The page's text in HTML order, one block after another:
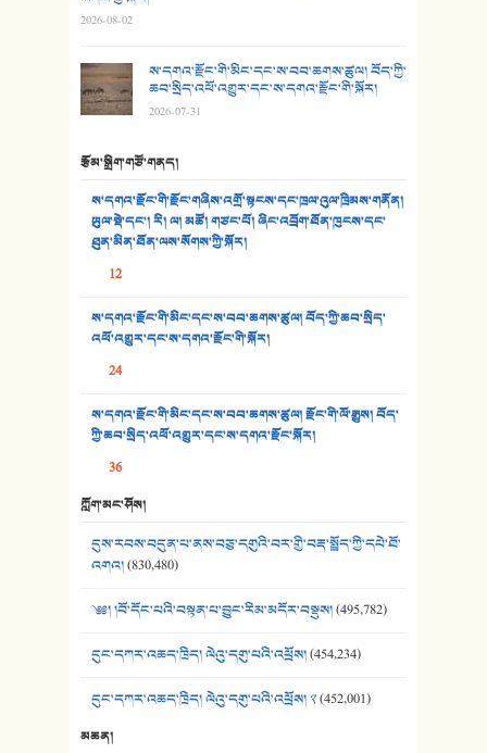
30. སི་ལིང་འབྲི་མོ། - ཕན་ཐོག
31. ཕ་ཡུལ་ཡར་ཀླུང་།
32. ཨ་མ།
33. འཛོམས་པའི་ལམ།
34. ཉི་མ་སེམས་ལ་ཞོག་དང་། - ཟླ་སྒྲོན།
36. ཟླ་གཞོན་སྙན་དབྱངས། - ཟླ་སྒྲོན།
38. ཡབ་ཡུམ། - ཟླ་སྒྲོན།
2026-08-02
ས་དགའ་རྫོང་གི་མིང་དང་ས་བབ་ཆགས་ཚུལ། བོད་ཀྱི་
ཆབ་སྲིད་འཕོ་འགྱུར་དང་ས་དགའ་རྫོང་གི་སྐོར།
2026-07-31
རྩོམ་སྒྲིག་གཙོ་གནད།
ས་དགའ་རྫོང་གི་རྫོང་གཞིས་འགྲོ་སྟངས་དང་ཁྲལ་འུལ་ཁྲིམས་གནོན།
ཡུལ་སྡེ་དང་། རི། ལ། མཚོ། གཙང་པོ། ཞིང་འབྲོག་ཐོན་ཁུངས་དང་
ཐུན་མིན་ཐོན་ལས་སོགས་ཀྱི་སྐོར།
12
ས་དགའ་རྫོང་གི་མིང་དང་ས་བབ་ཆགས་ཚུལ། བོད་ཀྱི་ཆབ་སྲིད་
འཕོ་འགྱུར་དང་ས་དགའ་རྫོང་གི་སྐོར།
24
ས་དགའ་རྫོང་གི་མིང་དང་ས་བབ་ཆགས་ཚུལ། རྫོང་གི་ལོ་རྒྱུས། བོད་
ཀྱི་ཆབ་སྲིད་འཕོ་འགྱུར་དང་ས་དགའ་རྫོང་སྐོར།
36
ཀློག་མང་ཤོས།
དུས་རབས་བདུན་པ་ནས་བཅུ་དགུའི་བར་གྱི་བརྡ་སྤྲོད་ཀྱི་དཔེ་ཐོ་
འགའ།(830,480)
༄༅། །བོ་དོང་པའི་བསྟན་པ་བྱུང་རིམ་མདོར་བསྡུས།(495,782)
དུང་དཀར་འཆད་ཁྲིད། ལེའུ་དགུ་པའི་འཕྲོས།(454,234)
དུང་དཀར་འཆད་ཁྲིད། ལེའུ་དགུ་པའི་འཕྲོས། ༢(452,001)
མཆན།